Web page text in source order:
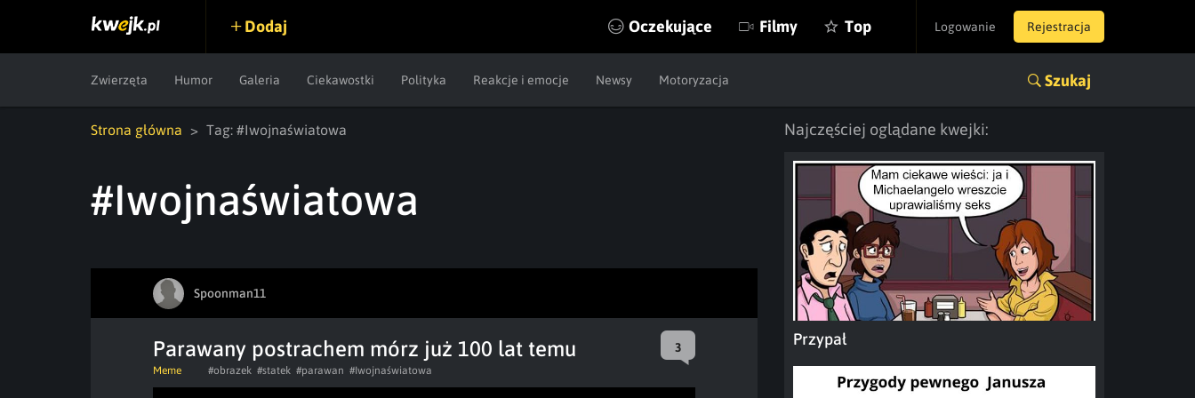
Logowanie Rejestracja
Dodaj Oczekujące Filmy Top
Zwierzęta Humor Galeria Ciekawostki Polityka Reakcje i emocje Newsy Motoryzacja Szukaj
Strona główna Tag: #Iwojnaświatowa
#Iwojnaświatowa
Spoonman11
Parawany postrachem mórz już 100 lat temu 3
Meme #obrazek #statek #parawan #Iwojnaświatowa
Najczęściej oglądane kwejki:
Przypał